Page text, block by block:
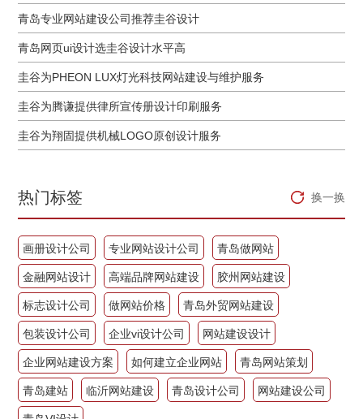
青岛专业网站建设公司推荐圭谷设计
青岛网页ui设计选圭谷设计水平高
圭谷为PHEON LUX灯光科技网站建设与维护服务
圭谷为腾谦提供律所宣传册设计印刷服务
圭谷为翔固提供机械LOGO原创设计服务
热门标签 换一换
画册设计公司 专业网站设计公司 青岛做网站
金融网站设计 高端品牌网站建设 胶州网站建设
标志设计公司 做网站价格 青岛外贸网站建设
包装设计公司 企业vi设计公司 网站建设设计
企业网站建设方案 如何建立企业网站 青岛网站策划
青岛建站 临沂网站建设 青岛设计公司 网站建设公司